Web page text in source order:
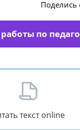
Поделись
по
текст online